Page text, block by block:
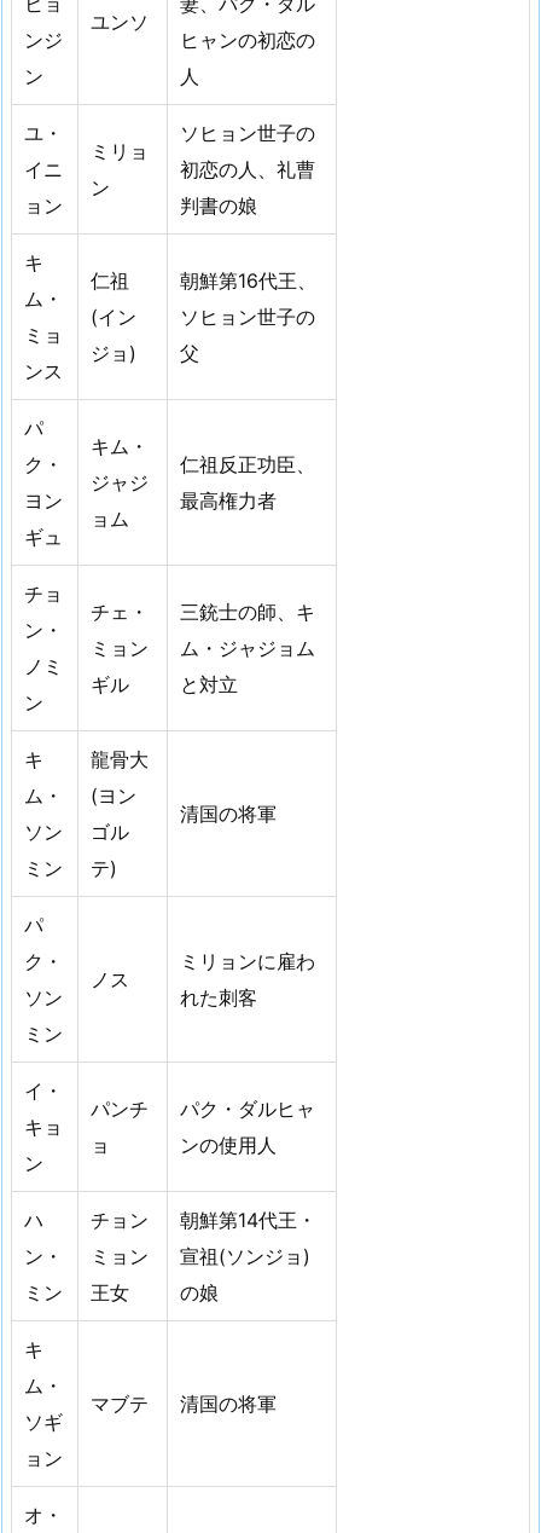
ンジ
ン
ユンソ
ヒャンの初恋の
人
ユ・
イニ
ョン
ミリョ
ン
ソヒョン世子の
初恋の人、礼曹
判書の娘
キ
ム・
ミョ
ンス
仁祖
(イン
ジョ)
朝鮮第16代王、
ソヒョン世子の
父
パ
ク・
ヨン
ギュ
キム・
ジャジ
ョム
仁祖反正功臣、
最高権力者
チョ
ン・
ノミ
ン
チェ・
ミョン
ギル
三銃士の師、キ
ム・ジャジョム
と対立
キ
ム・
ソン
ミン
龍骨大
(ヨン
ゴル
テ)
清国の将軍
パ
ク・
ソン
ミン
ノス
ミリョンに雇わ
れた刺客
イ・
キョ
ン
パンチ
ョ
パク・ダルヒャ
ンの使用人
ハ
ン・
ミン
チョン
ミョン
王女
朝鮮第14代王・
宣祖(ソンジョ)
の娘
キ
ム・
ソギ
ョン
マブテ 清国の将軍
オ・